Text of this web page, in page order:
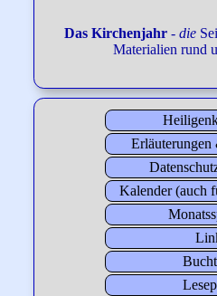
Das Kirchenjahr- die
Materialien rund
Erläuterungen
Kalender (auch